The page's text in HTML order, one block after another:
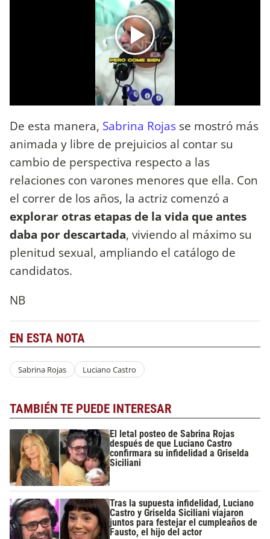
De esta manera, Sabrina Rojas se mostró más
animada y libre de prejuicios al contar su
cambio de perspectiva respecto a las
relaciones con varones menores que ella. Con
el correr de los años, la actriz comenzó a
explorar otras etapas de la vida que antes
daba por descartada, viviendo al máximo su
plenitud sexual, ampliando el catálogo de
candidatos.
NB
EN ESTA NOTA
Sabrina Rojas Luciano Castro
TAMBIÉN TE PUEDE INTERESAR
El letal posteo de Sabrina Rojas
después de que Luciano Castro
confirmara su infidelidad a Griselda
Siciliani
Tras la supuesta infidelidad, Luciano
Castro y Griselda Siciliani viajaron
juntos para festejar el cumpleaños de
Fausto, el hijo del actor